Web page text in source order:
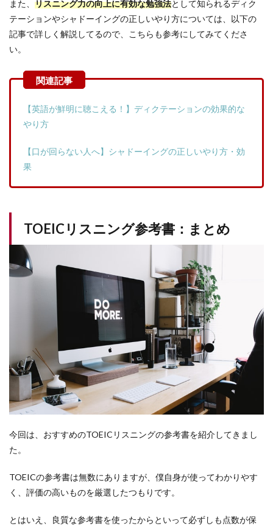
また、 リスニング力の向上に有効な勉強法として知られるディク
テーションやシャドーイングの正しいやり方については、以下の
記事で詳しく解説してるので、こちらも参考にしてみてくださ
い。
【英語が鮮明に聴こえる！】ディクテーションの効果的な
やり方
【口が回らない人へ】シャドーイングの正しいやり方・効
果
TOEICリスニング参考書：まとめ
今回は、おすすめのTOEICリスニングの参考書を紹介してきまし
た。
TOEICの参考書は無数にありますが、僕自身が使ってわかりやす
く、評価の高いものを厳選したつもりです。
とはいえ、良質な参考書を使ったからといって必ずしも点数が保